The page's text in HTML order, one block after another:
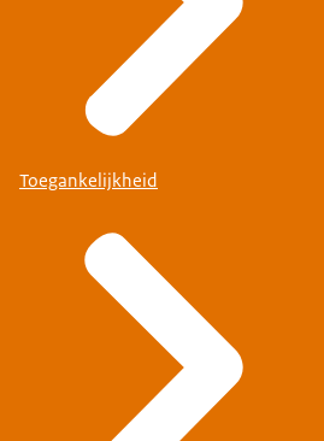
Toegankelijkheid